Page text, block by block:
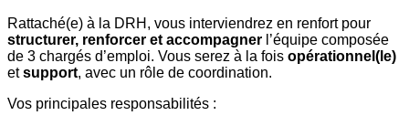
Rattaché(e) à la DRH, vous interviendrez en renfort pour
structurer, renforcer et accompagner l’équipe composée
de 3 chargés d’emploi. Vous serez à la fois opérationnel(le)
etsupport, avec un rôle de coordination.
Vos principales responsabilités :